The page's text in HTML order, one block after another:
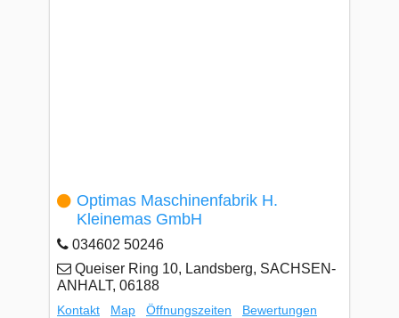
Optimas Maschinenfabrik H.
Kleinemas GmbH
034602 50246
Queiser Ring 10, Landsberg, SACHSEN-
ANHALT, 06188
Kontakt Map Öffnungszeiten Bewertungen